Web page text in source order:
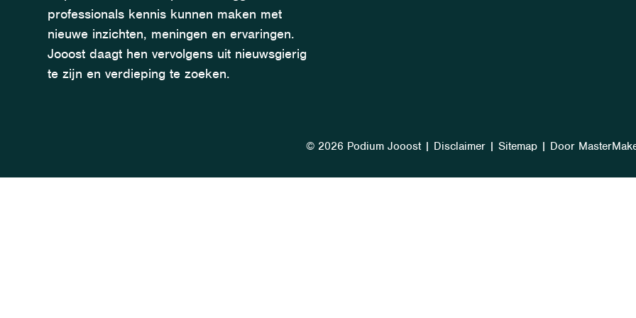
professionals kennis kunnen maken met
nieuwe inzichten, meningen en ervaringen.
Jooost daagt hen vervolgens uit nieuwsgierig
te zijn en verdieping te zoeken.
© 2026 Podium Jooost | Disclaimer | Sitemap | Door